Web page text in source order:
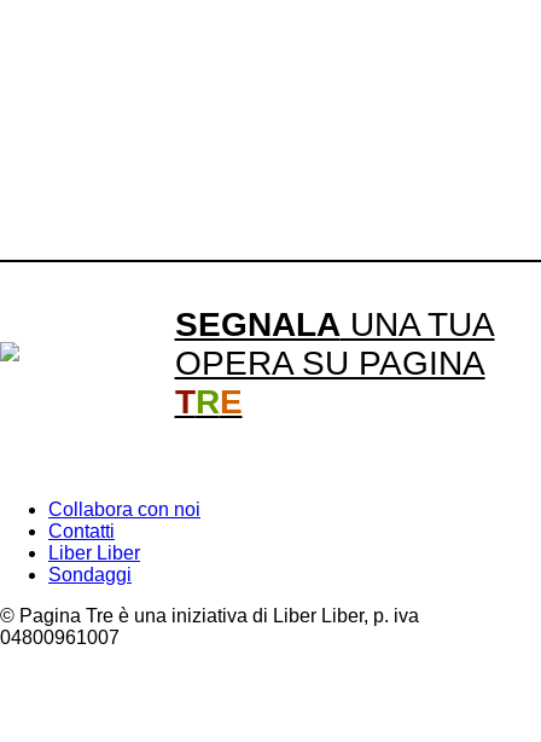
SEGNALA UNA TUA
OPERA SU PAGINA
TRE
Collabora con noi
Contatti
Liber Liber
Sondaggi
© Pagina Tre è una iniziativa di Liber Liber, p. iva
04800961007